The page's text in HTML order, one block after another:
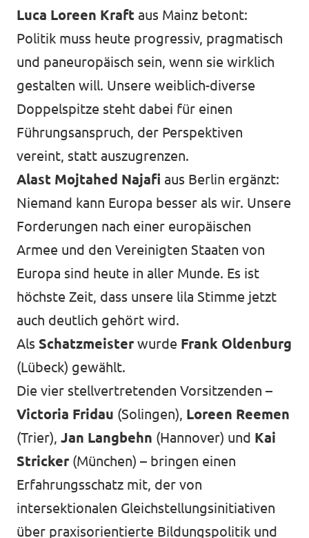
Luca Loreen Kraft aus Mainz betont:
Politik muss heute progressiv, pragmatisch
und paneuropäisch sein, wenn sie wirklich
gestalten will. Unsere weiblich-diverse
Doppelspitze steht dabei für einen
Führungsanspruch, der Perspektiven
vereint, statt auszugrenzen.
Alast Mojtahed Najafi aus Berlin ergänzt:
Niemand kann Europa besser als wir. Unsere
Forderungen nach einer europäischen
Armee und den Vereinigten Staaten von
Europa sind heute in aller Munde. Es ist
höchste Zeit, dass unsere lila Stimme jetzt
auch deutlich gehört wird.
Als Schatzmeisterwurde Frank Oldenburg
(Lübeck) gewählt.
Die vier stellvertretenden Vorsitzenden –
Victoria Fridau (Solingen), Loreen Reemen
(Trier), Jan Langbehn (Hannover) und Kai
Stricker(München) – bringen einen
Erfahrungsschatz mit, der von
intersektionalen Gleichstellungsinitiativen
über praxisorientierte Bildungspolitik und